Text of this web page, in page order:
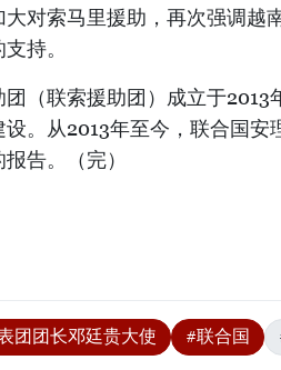
对索马里援助，再次强调越
持。
（联索援助团）成立于2013
。从2013年至今，联合国安
告。（完）
团团长邓廷贵大使 #联合国